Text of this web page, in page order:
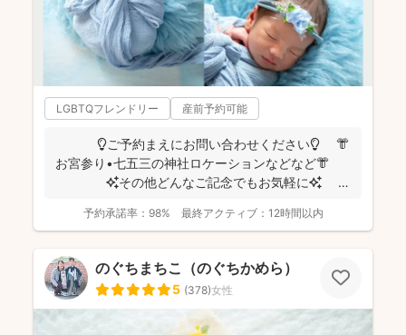
LGBTQフレンドリー 産前予約可能
💡ご予約まえにお問い合わせください💡 👘
お宮参り•七五三の神社ロケーションなどなど👘
✨その他どんなご記念でもお気軽に✨
予約承諾率： 98% 最終アクティブ： 12時間以内
のぐちまちこ（のぐちかめら）
5 (378)女性